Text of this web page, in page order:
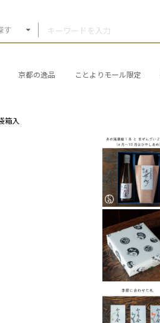
す
京都の逸品 ことよりモール限定
箱入